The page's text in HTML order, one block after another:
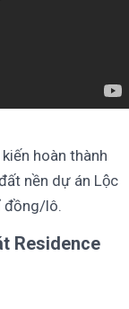
hoàn thành
nền dự án Lộc
đồng/lô.
Residence